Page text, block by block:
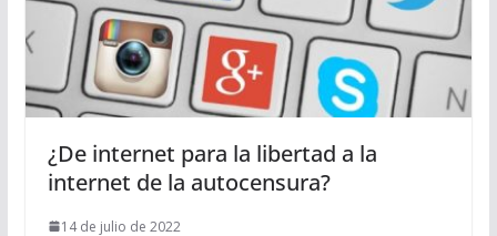
¿De internet para la libertad a la
internet de la autocensura?
14 de julio de 2022